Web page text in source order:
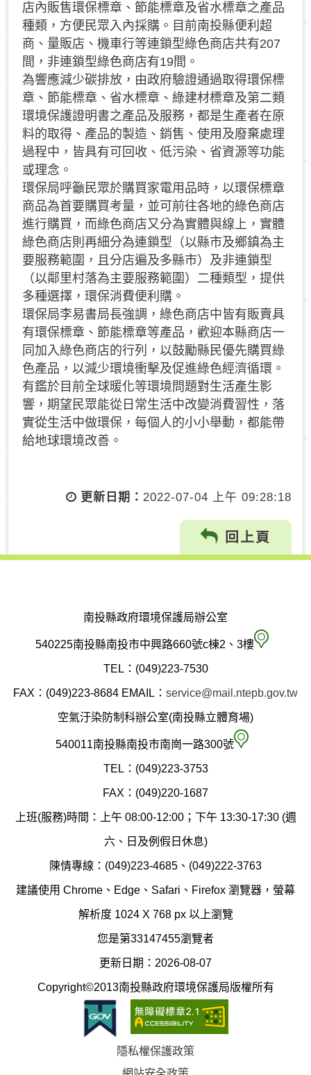
店內販售環保標章、節能標章及省水標章之產品
種類，方便民眾入內採購。目前南投縣便利超
商、量販店、機車行等連鎖型綠色商店共有207
間，非連鎖型綠色商店有19間。
為響應減少碳排放，由政府驗證通過取得環保標
章、節能標章、省水標章、綠建材標章及第二類
環境保護證明書之產品及服務，都是生產者在原
料的取得、產品的製造、銷售、使用及廢棄處理
過程中，皆具有可回收、低污染、省資源等功能
或理念。
環保局呼籲民眾於購買家電用品時，以環保標章
商品為首要購買考量，並可前往各地的綠色商店
進行購買，而綠色商店又分為實體與線上，實體
綠色商店則再細分為連鎖型（以縣市及鄉鎮為主
要服務範圍，且分店遍及多縣市）及非連鎖型
（以鄰里村落為主要服務範圍）二種類型，提供
多種選擇，環保消費便利購。
環保局李易書局長強調，綠色商店中皆有販賣具
有環保標章、節能標章等產品，歡迎本縣商店一
同加入綠色商店的行列，以鼓勵縣民優先購買綠
色產品，以減少環境衝擊及促進綠色經濟循環。
有鑑於目前全球暖化等環境問題對生活產生影
響，期望民眾能從日常生活中改變消費習性，落
實從生活中做環保，每個人的小小舉動，都能帶
給地球環境改善。
更新日期： 2022-07-04 上午 09:28:18
回上頁
南投縣政府環境保護局辦公室
540225南投縣南投市中興路660號c棟2、3樓 南
縣
保
局
圖
TEL：(049)223-7530
FAX：(049)223-8684 EMAIL： service@mail.ntepb.gov.tw
空氣汙染防制科辦公室(南投縣立體育場)
540011南投縣南投市南崗一路300號 空
染
制
科
(南
TEL：(049)223-3753
FAX：(049)220-1687
上班(服務)時間：上午 08:00-12:00；下午 13:30-17:30 (週
六、日及例假日休息)
陳情專線：(049)223-4685、(049)222-3763
建議使用 Chrome、Edge、Safari、Firefox 瀏覽器，螢幕
解析度 1024 X 768 px 以上瀏覽
您是第33147455瀏覽者
更新日期：2026-08-07
Copyright©2013南投縣政府環境保護局版權所有
隱私權保護政策